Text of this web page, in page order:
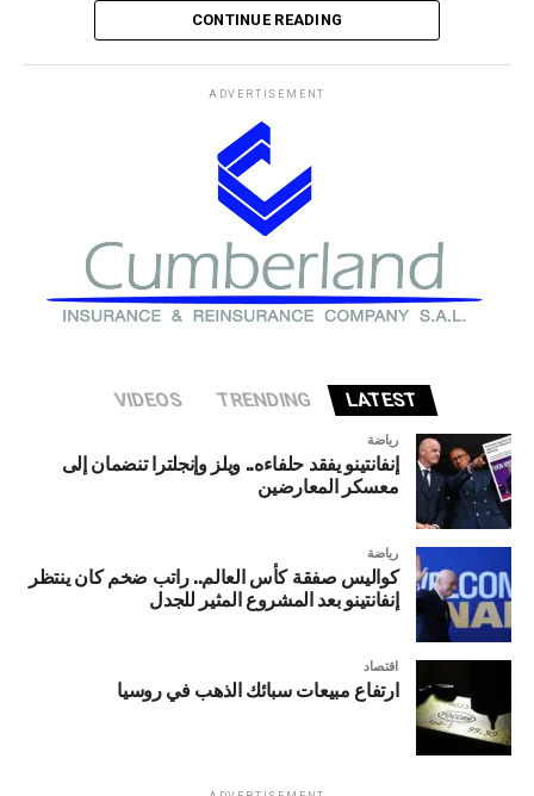
CONTINUE READING
ADVERTISEMENT
LATEST
TRENDING
VIDEOS
رياضة
إنفانتينو يفقد حلفاءه.. ويلز وإنجلترا تنضمان إلى
معسكر المعارضين
رياضة
كواليس صفقة كأس العالم.. راتب ضخم كان ينتظر
إنفانتينو بعد المشروع المثير للجدل
اقتصاد
ارتفاع مبيعات سبائك الذهب في روسيا